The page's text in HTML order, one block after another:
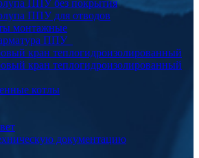
ППУ без покрытия
ППУ для отводов
монтажные
ППУ
кран теплогидроизолированный
кран теплогидроизолированный
котлы
документацию